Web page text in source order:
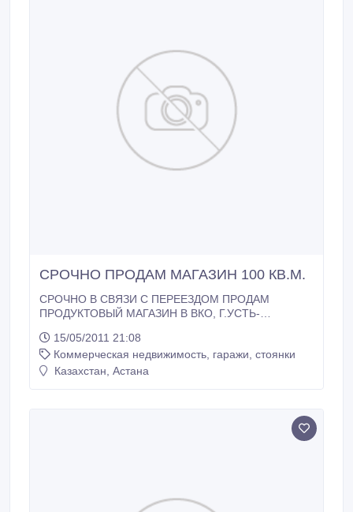
СРОЧНО ПРОДАМ МАГАЗИН 100 КВ.М.
СРОЧНО В СВЯЗИ С ПЕРЕЕЗДОМ ПРОДАМ
ПРОДУКТОВЫЙ МАГАЗИН В ВКО, Г.УСТЬ-
ХОРОШАЯ ПРОХОДИМОСТЬ, ЗА 150
ТЫС.ДОЛЛАРОВ, В СУММУ ВХОДИТ ТОВАР, 10
ХОЛОДИЛ., ВИТРИНЫ..
15/05/2011 21:08
Коммерческая недвижимость, гаражи, стоянки
Казахстан, Астана